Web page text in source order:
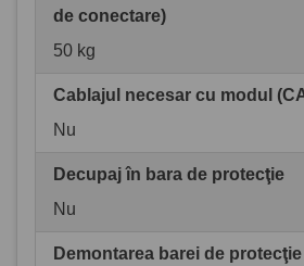
de conectare)
50 kg
Cablajul necesar cu modul
Nu
Decupaj în bara de protecţie
Nu
Demontarea barei de